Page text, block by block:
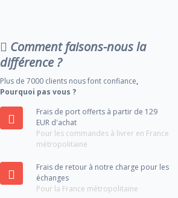
Comment faisons-nous la
différence ?
Plus de 7000 clients nous font confiance,
Pourquoi pas vous ?
Frais de port offerts à partir de 129
EUR d'achat
Pour les commandes à livrer en France
métropolitaine
Frais de retour à notre charge pour les
échanges
Pour la France métropolitaine